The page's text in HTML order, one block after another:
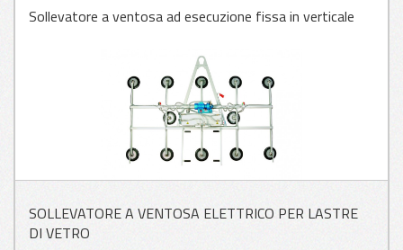
APPLICAZIONI
PER LAMIERA
Sollevatore a ventosa ad esecuzione fissa in verticale
SOLLEVATORE A VENTOSA ELETTRICO PER LASTRE
DI VETRO